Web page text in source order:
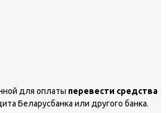
для оплаты перевести средства
Беларусбанка или другого банка.